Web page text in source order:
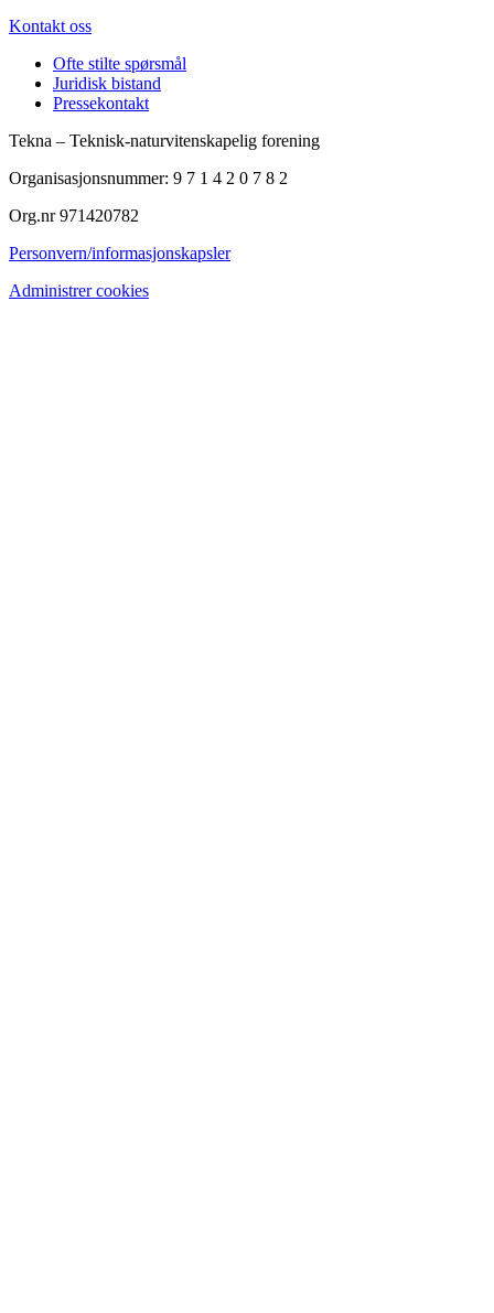
Kontakt oss
Ofte stilte spørsmål
Juridisk bistand
Pressekontakt
Tekna – Teknisk-naturvitenskapelig forening
Organisasjonsnummer: 9 7 1 4 2 0 7 8 2
Org.nr 971420782
Personvern/informasjonskapsler
Administrer cookies